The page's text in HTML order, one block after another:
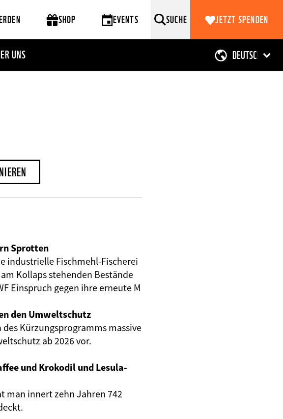
SHOP EVENTS SUCHE JETZT SPENDEN
UNS
Sprotten
industrielle Fischmehl-Fischerei
Kollaps stehenden Bestände
Einspruch gegen ihre erneute M
den Umweltschutz
Kürzungsprogramms massive
ab 2026 vor.
und Krokodil und Lesula-
man innert zehn Jahren 742